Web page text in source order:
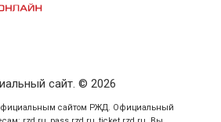
личности пассажира, на
сайт. © 2026
сайтом РЖД. Официальный